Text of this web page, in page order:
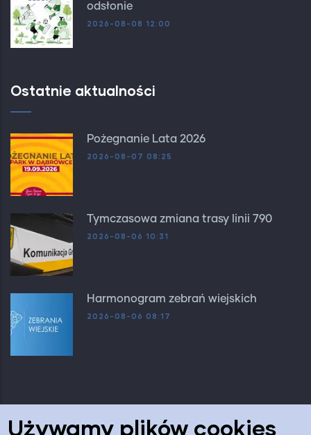
odsłonie
2026-08-08 12:00
Ostatnie aktualności
Pożegnanie Lata 2026
2026-08-07 08:25
Tymczasowa zmiana trasy linii 790
2026-08-06 10:31
Harmonogram zebrań wiejskich
2026-08-06 08:17
Używamy plików cookies